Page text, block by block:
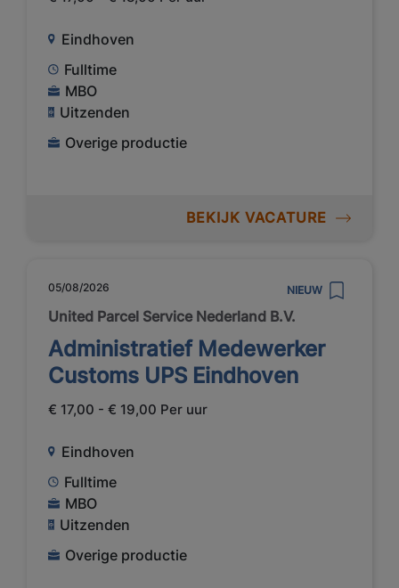
Eindhoven
Fulltime
MBO
Uitzenden
Overige productie
BEKIJK VACATURE
05/08/2026 NIEUW
United Parcel Service Nederland B.V.
Administratief Medewerker
Customs UPS Eindhoven
€ 17,00 - € 19,00 Per uur
Eindhoven
Fulltime
MBO
Uitzenden
Overige productie